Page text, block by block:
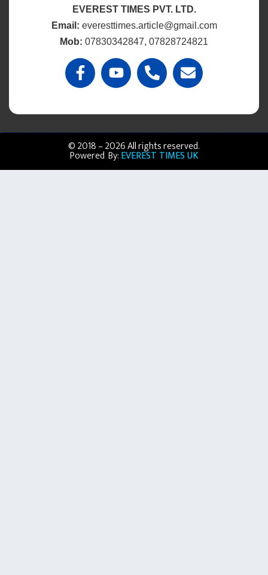
EVEREST TIMES PVT. LTD.
Email: everesttimes.article@gmail.com
Mob: 07830342847, 07828724821
© 2018 – 2026 All rights reserved.
Powered By:EVEREST TIMES UK